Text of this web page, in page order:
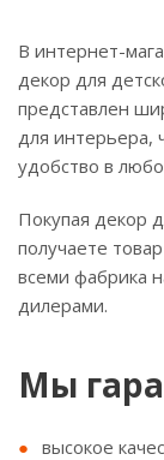
В интернет-
декор для
представлен
для интерьера,
удобство в
Покупая декор
получаете
всеми фабрика
дилерами.
Мы
высокое